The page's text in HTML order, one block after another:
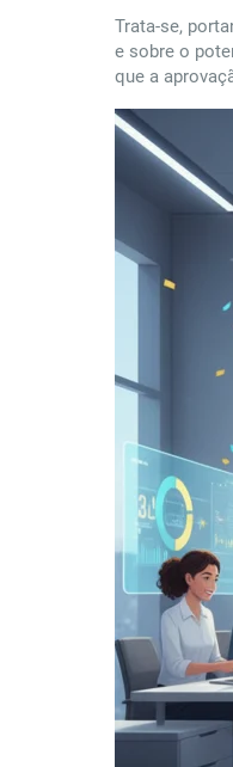
Trata-se,
e sobre o
que a